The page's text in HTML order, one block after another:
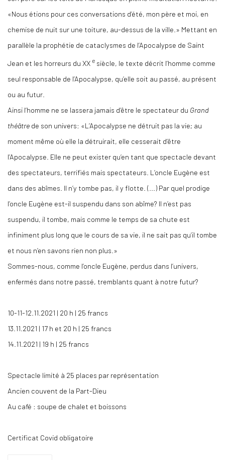
«Nous étions pour ces conversations d’été, mon père et moi, en
chemise de nuit sur une toiture, au-dessus de la ville.» Mettant en
parallèle la prophétie de cataclysmes de l’Apocalypse de Saint
Jean et les horreurs du XX e siècle, le texte décrit l’homme comme
seul responsable de l’Apocalypse, qu’elle soit au passé, au présent
ou au futur.
Ainsi l’homme ne se lassera jamais d’être le spectateur du Grand
théâtre de son univers: «L’Apocalypse ne détruit pas la vie; au
moment même où elle la détruirait, elle cesserait d’être
l’Apocalypse. Elle ne peut exister qu’en tant que spectacle devant
des spectateurs, terrifiés mais spectateurs. L’oncle Eugène est
dans des abîmes. Il n’y tombe pas, il y flotte. (...) Par quel prodige
l’oncle Eugène est-il suspendu dans son abîme? Il n’est pas
suspendu, il tombe, mais comme le temps de sa chute est
infiniment plus long que le cours de sa vie, il ne sait pas qu’il tombe
et nous n’en savons rien non plus.»
Sommes-nous, comme l’oncle Eugène, perdus dans l’univers,
enfermés dans notre passé, tremblants quant à notre futur?
10-11-12.11.2021 | 20 h | 25 francs
13.11.2021 | 17 h et 20 h | 25 francs
14.11.2021 | 19 h | 25 francs
Spectacle limité à 25 places par représentation
Ancien couvent de la Part-Dieu
Au café : soupe de chalet et boissons
Certificat Covid obligatoire